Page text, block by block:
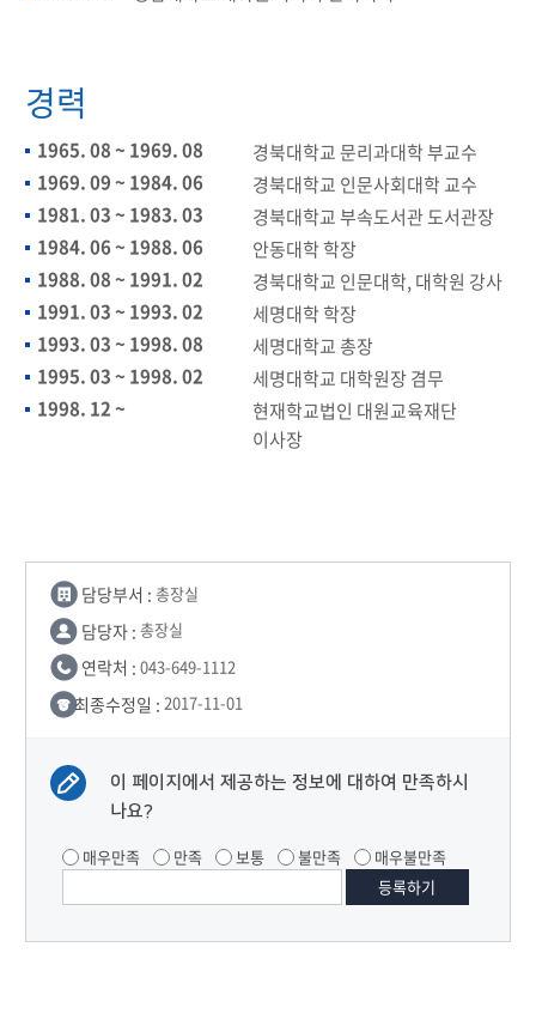
경력
1965. 08 ~ 1969. 08
경북대학교 문리과대학 부교수​
1969. 09 ~ 1984. 06
경북대학교 인문사회대학 교수
1981. 03 ~ 1983. 03
경북대학교 부속도서관 도서관장
1984. 06 ~ 1988. 06
안동대학 학장
1988. 08 ~ 1991. 02
경북대학교 인문대학, 대학원 강사
1991. 03 ~ 1993. 02
세명대학 학장​
1993. 03 ~ 1998. 08
세명대학교 총장
1995. 03 ~ 1998. 02
세명대학교 대학원장 겸무
1998. 12 ~
현재학교법인 대원교육재단
이사장​
담당부서 : 총장실
담당자 : 총장실
연락처 : 043-649-1112
최종수정일 : 2017-11-01
이 페이지에서 제공하는 정보에 대하여 만족하시
나요?
매우만족 만족 보통 불만족 매우불만족